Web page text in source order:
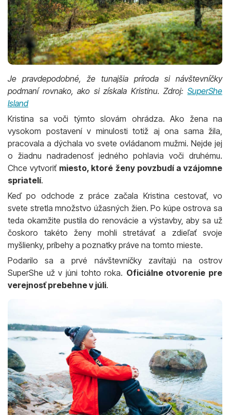
Je pravdepodobné, že tunajšia príroda si návštevníčky
podmaní rovnako, ako si získala Kristinu. Zdroj: SuperShe
Island
Kristina sa voči týmto slovám ohrádza. Ako žena na
vysokom postavení v minulosti totiž aj ona sama žila,
pracovala a dýchala vo svete ovládanom mužmi. Nejde jej
o žiadnu nadradenosť jedného pohlavia voči druhému.
Chce vytvoriť miesto, ktoré ženy povzbudí a vzájomne
spriatelí.
Keď po odchode z práce začala Kristina cestovať, vo
svete stretla množstvo úžasných žien. Po kúpe ostrova sa
teda okamžite pustila do renovácie a výstavby, aby sa už
čoskoro takéto ženy mohli stretávať a zdieľať svoje
myšlienky, príbehy a poznatky práve na tomto mieste.
Podarilo sa a prvé návštevníčky zavítajú na ostrov
SuperShe už v júni tohto roka. Oficiálne otvorenie pre
verejnosť prebehne v júli.